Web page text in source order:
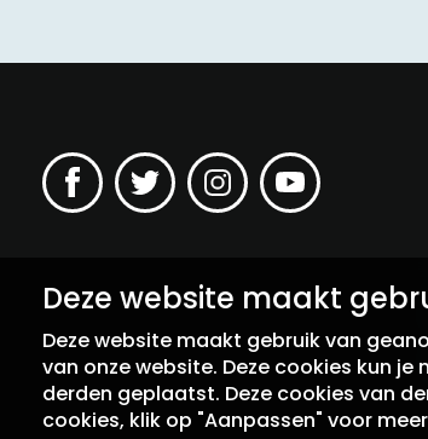
Deze website maakt
Deze website maakt gebruik van
van onze website. Deze cookies kun
derden geplaatst. Deze cookies van
cookies, klik op "Aanpassen" voor